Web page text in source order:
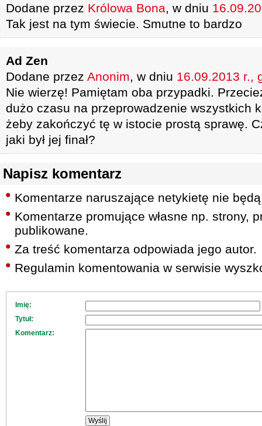
Dodane przez Królowa Bona, w dniu
Tak jest na tym świecie. Smutne to bardzo
Ad Zen
Dodane przez Anonim, w dniu 16.09.2013 r.,
Nie wierzę! Pamiętam oba przypadki.
dużo czasu na przeprowadzenie wszystkich
żeby zakończyć tę w istocie prostą sprawę.
jaki był jej finał?
Napisz komentarz
Komentarze naruszające netykietę nie
Komentarze promujące własne np. strony,
publikowane.
Za treść komentarza odpowiada jego autor.
Regulamin komentowania w serwisie
Imię:
Tytuł:
Komentarz: